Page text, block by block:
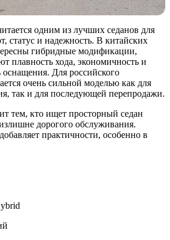
одним из лучших седанов для
статус и надежность. В китайских
гибридные модификации,
плавность хода, экономичность и
Для российского
очень сильной моделью как для
так и для последующей перепродажи.
тем, кто ищет просторный седан
дорогого обслуживания.
практичности, особенно в